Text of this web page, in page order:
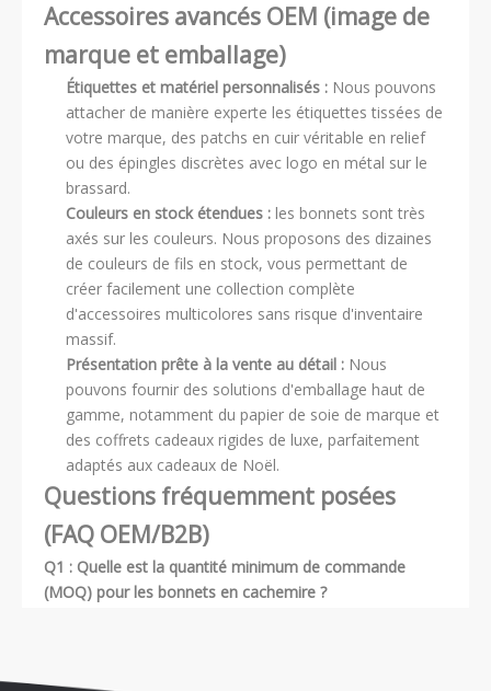
Accessoires avancés OEM (image de
marque et emballage)
Étiquettes et matériel personnalisés : Nous pouvons
attacher de manière experte les étiquettes tissées de
votre marque, des patchs en cuir véritable en relief
ou des épingles discrètes avec logo en métal sur le
brassard.
Couleurs en stock étendues : les bonnets sont très
axés sur les couleurs. Nous proposons des dizaines
de couleurs de fils en stock, vous permettant de
créer facilement une collection complète
d'accessoires multicolores sans risque d'inventaire
massif.
Présentation prête à la vente au détail : Nous
pouvons fournir des solutions d'emballage haut de
gamme, notamment du papier de soie de marque et
des coffrets cadeaux rigides de luxe, parfaitement
adaptés aux cadeaux de Noël.
Questions fréquemment posées
(FAQ OEM/B2B)
Q1 : Quelle est la quantité minimum de commande
(MOQ) pour les bonnets en cachemire ?